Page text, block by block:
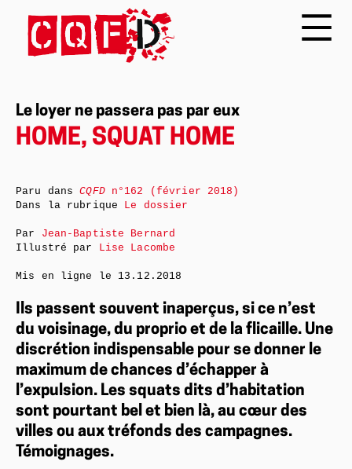
Le loyer ne passera pas par eux
HOME, SQUAT HOME
Ils passent souvent inaperçus, si ce n’est
du voisinage, du proprio et de la flicaille. Une
discrétion indispensable pour se donner le
maximum de chances d’échapper à
l’expulsion. Les squats dits d’habitation
sont pourtant bel et bien là, au cœur des
villes ou aux tréfonds des campagnes.
Témoignages.
Paru dansCQFDn°162 (février 2018)
Dans la rubrique Le dossier
Par Jean-Baptiste Bernard
Illustré par Lise Lacombe
Mis en ligne le 13.12.2018